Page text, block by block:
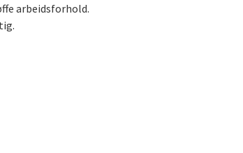
arbeidsforhold.